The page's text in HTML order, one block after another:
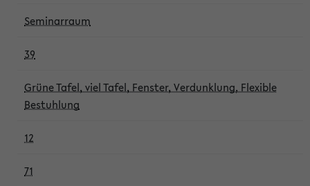
Seminarraum
39
Grüne Tafel, viel Tafel, Fenster, Verdunklung, Flexible
Bestuhlung
12
71